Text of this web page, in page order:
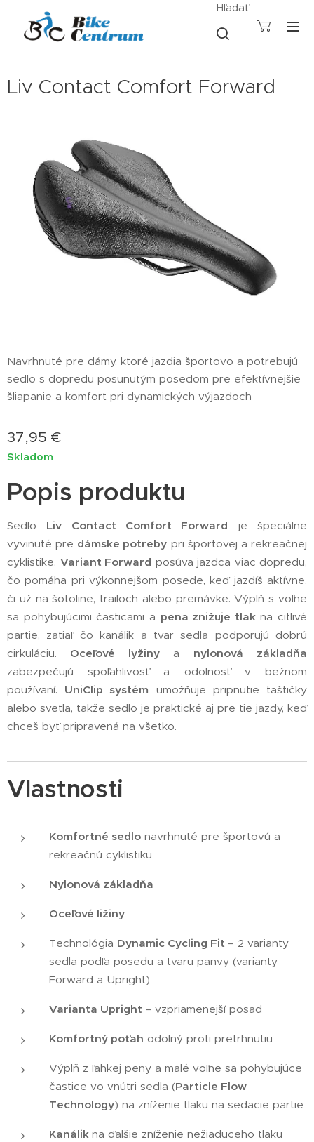
Hľadať
Liv Contact Comfort Forward
Navrhnuté pre dámy, ktoré jazdia športovo a potrebujú
sedlo s dopredu posunutým posedom pre efektívnejšie
šliapanie a komfort pri dynamických výjazdoch
37,95 €
Skladom
Popis produktu
Sedlo Liv Contact Comfort Forward je špeciálne
vyvinuté pre dámske potreby pri športovej a rekreačnej
cyklistike. Variant Forward posúva jazdca viac dopredu,
čo pomáha pri výkonnejšom posede, keď jazdíš aktívne,
či už na šotoline, trailoch alebo premávke. Výplň s voľne
sa pohybujúcimi časticami a pena znižuje tlakna citlivé
partie, zatiaľ čo kanálik a tvar sedla podporujú dobrú
cirkuláciu. Oceľové lyžinya nylonová základňa
zabezpečujú spoľahlivosť a odolnosť v bežnom
používaní. UniClip systém umožňuje pripnutie taštičky
alebo svetla, takže sedlo je praktické aj pre tie jazdy, keď
chceš byť pripravená na všetko.
Vlastnosti
Komfortné sedlo navrhnuté pre športovú a
rekreačnú cyklistiku
Nylonová základňa
Oceľové ližiny
Technológia Dynamic Cycling Fit – 2 varianty
sedla podľa posedu a tvaru panvy (varianty
Forward a Upright)
Varianta Upright – vzpriamenejší posad
Komfortný poťah odolný proti pretrhnutiu
Výplň z ľahkej peny a malé voľne sa pohybujúce
častice vo vnútri sedla (Particle Flow
Technology) na zníženie tlaku na sedacie partie
Kanálik na ďalšie zníženie nežiaduceho tlaku